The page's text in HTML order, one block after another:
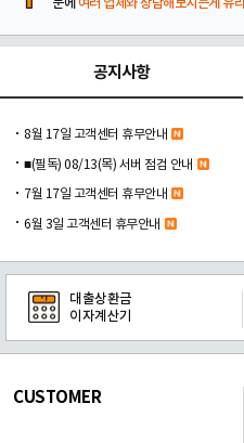
문에 여러 업체와 상담해보시는게 유리
공지사항
8월 17일 고객센터 휴무안내
■(필독) 08/13(목) 서버 점검 안내
7월 17일 고객센터 휴무안내
6월 3일 고객센터 휴무안내
대출상환금
이자계산기
CUSTOMER